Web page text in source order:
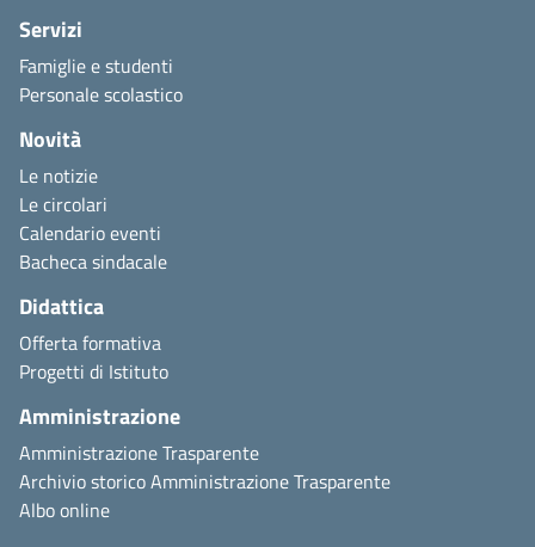
Servizi
Famiglie e studenti
Personale scolastico
Novità
Le notizie
Le circolari
Calendario eventi
Bacheca sindacale
Didattica
Offerta formativa
Progetti di Istituto
Amministrazione
Amministrazione Trasparente
Archivio storico Amministrazione Trasparente
Albo online